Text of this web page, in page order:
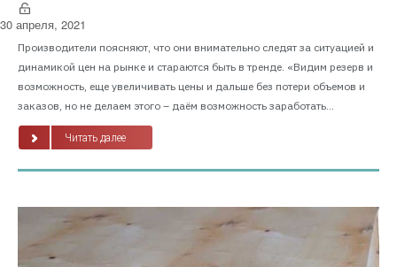
30 апреля, 2021
Производители поясняют, что они внимательно следят за ситуацией и
динамикой цен на рынке и стараются быть в тренде. «Видим резерв и
возможность, еще увеличивать цены и дальше без потери объемов и
заказов, но не делаем этого – даём возможность заработать...
Читать далее